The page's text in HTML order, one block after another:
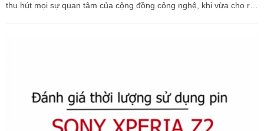
thu hút mọi sự quan tâm của cộng đồng công nghệ, khi vừa cho ra